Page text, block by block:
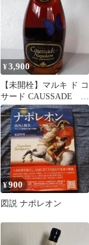
¥3,900
【未開栓】マルキ ド コ
サード CAUSSADE ナ
ポレオン 700ml 箱なし
¥900
図説 ナポレオン